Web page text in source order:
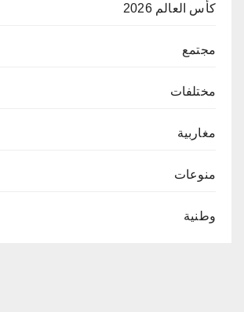
كأس العالم 2026
مجتمع
مختلفات
مغاربية
منوعات
وطنية